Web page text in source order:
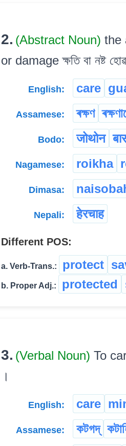
2. (Abstract Noun) the
or damage ক্ষতি বা নষ্ট
English: care
Assamese: ৰক্ষণ
Bodo: जोथोन
Nagamese: roikha
Dimasa:
Nepali: हेरचाह
Different POS:
a. Verb-Trans.: protect
b. Proper Adj.: protected
3. (Verbal Noun) To
।
English: care
Assamese: কটগদ্